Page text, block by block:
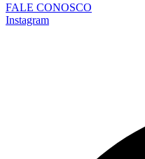
FALE CONOSCO
Instagram